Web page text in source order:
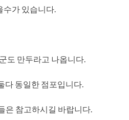
수가 있습니다.
도 만두라고 나옵니다.
다 동일한 점포입니다.
은 참고하시길 바랍니다.